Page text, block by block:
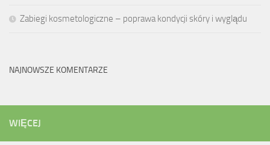
Zabiegi kosmetologiczne – poprawa kondycji skóry i wyglądu
NAJNOWSZE KOMENTARZE
WIĘCEJ